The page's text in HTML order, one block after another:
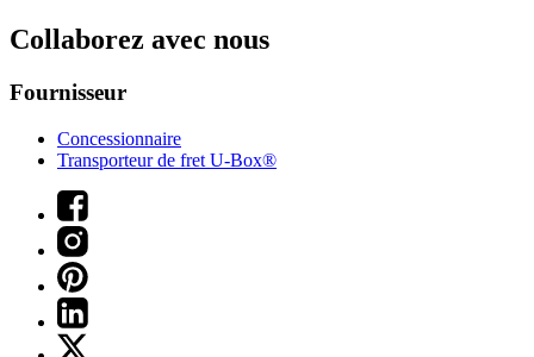
Collaborez avec nous
Fournisseur
Concessionnaire
Transporteur de fret U-Box®